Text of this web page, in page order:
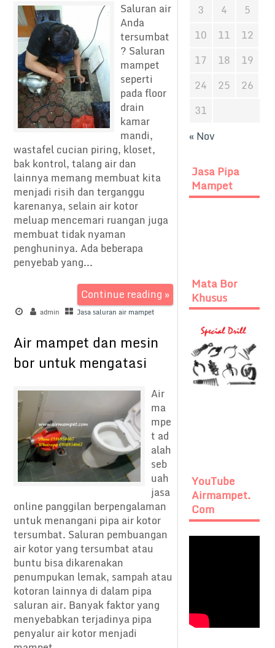
Saluran air
Anda
tersumbat
? Saluran
mampet
seperti
pada floor
drain
kamar
mandi,
wastafel cucian piring, kloset,
bak kontrol, talang air dan
lainnya memang membuat kita
menjadi risih dan terganggu
karenanya, selain air kotor
meluap mencemari ruangan juga
membuat tidak nyaman
penghuninya. Ada beberapa
penyebab yang...
Continue reading »
admin Jasa saluran air mampet
Air mampet dan mesin
bor untuk mengatasi
Air
ma
mpe
t ad
alah
seb
uah
jasa
online panggilan berpengalaman
untuk menangani pipa air kotor
tersumbat. Saluran pembuangan
air kotor yang tersumbat atau
buntu bisa dikarenakan
penumpukan lemak, sampah atau
kotoran lainnya di dalam pipa
saluran air. Banyak faktor yang
menyebabkan terjadinya pipa
penyalur air kotor menjadi
3 4 5
10
11 12
17
18 19
24
25 26
31
« Nov
Jasa Pipa
Mampet
Mata Bor
Khusus
YouTube
Airmampet.
Com